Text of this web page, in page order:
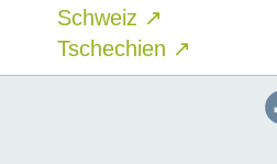
Schweiz ↗
Tschechien ↗